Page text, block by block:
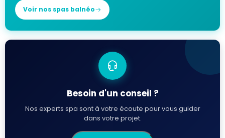
Voir nos spas balnéo
Besoin d'un conseil ?
Nos experts spa sont à votre écoute pour vous guider
dans votre projet.